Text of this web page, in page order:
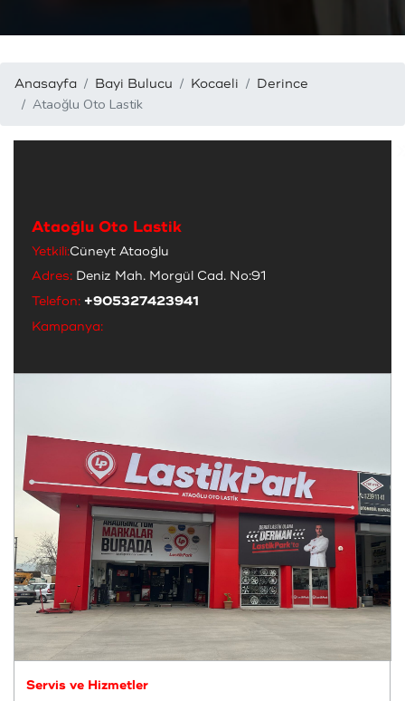
Anasayfa Bayi Bulucu Kocaeli Derince
Ataoğlu Oto Lastik
Ataoğlu Oto Lastik
Yetkili:Cüneyt Ataoğlu
Adres: Deniz Mah. Morgül Cad. No:91
Telefon: +905327423941
Kampanya:
Servis ve Hizmetler